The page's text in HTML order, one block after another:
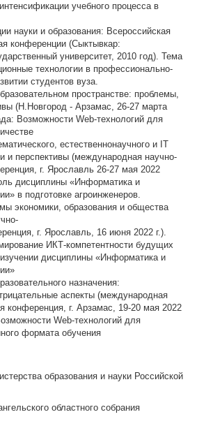
учебного процесса в
науки и образования: Всероссийская
конференции (Сыктывкар:
университет, 2010 год). Тема
технологии в профессионально-
студентов вуза.
пространстве: проблемы,
(Н.Новгород - Арзамас, 26-27 марта
Возможности Web-технологий для
естественнонаучного и IT
и перспективы (международная научно-
г. Ярославль 26-27 мая 2022
дисциплины «Информатика и
в подготовке агроинженеров.
экономики, образования и общества
г. Ярославль, 16 июня 2022 г.).
ИКТ-компетентности будущих
дисциплины «Информатика и
назначения:
аспекты (международная
конференция, г. Арзамас, 19-20 мая 2022
Web-технологий для
формата обучения
образования и науки Российской
областного собрания